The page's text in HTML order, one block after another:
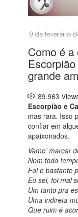
Como é
grande
89.963
Escorpião e
mas rara. Isso
confiar em
apaixonados.
Vamo’ marcar
Nem todo
Foi o bastante
Eu sei, foi mal
Um tanto pra
Uma indireta
Que ruim é